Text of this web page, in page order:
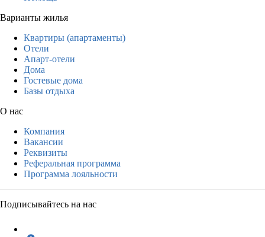
Варианты жилья
Квартиры (апартаменты)
Отели
Апарт-отели
Дома
Гостевые дома
Базы отдыха
О нас
Компания
Вакансии
Реквизиты
Реферальная программа
Программа лояльности
Подписывайтесь на нас